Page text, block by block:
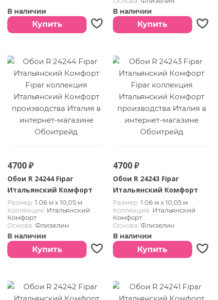
В наличии
Купить
Покрытие: Винил горячего
тиснения
Страна:Италия
В наличии
Купить
4700 ₽
Обои R 24244 Fipar
Итальянский Комфорт
Размер: 1.06 м х 10,05 м
Коллекция: Итальянский
Комфорт
Основа: Флизелин
Покрытие: Винил горячего
тиснения
Италия
В наличии
Купить
4700 ₽
Обои R 24243 Fipar
Итальянский Комфорт
Размер: 1.06 м х 10,05 м
Коллекция: Итальянский
Комфорт
Основа: Флизелин
Покрытие: Винил горячего
тиснения
Страна:Италия
В наличии
Купить